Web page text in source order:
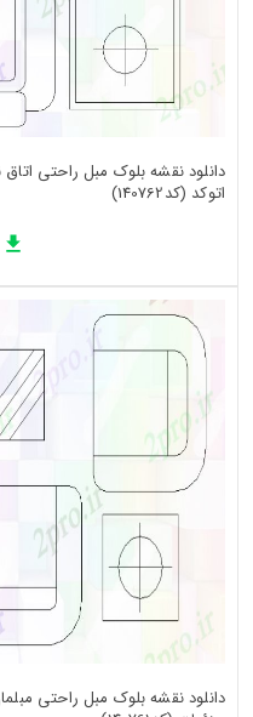
اتوکد (کد140762)
دانلود نقشه بلوک مبل راحتی